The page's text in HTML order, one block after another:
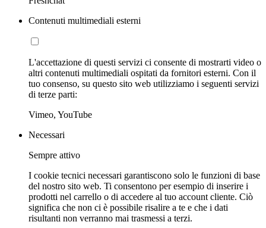
Contenuti multimediali esterni
L'accettazione di questi servizi ci consente di mostrarti video o
altri contenuti multimediali ospitati da fornitori esterni. Con il
tuo consenso, su questo sito web utilizziamo i seguenti servizi
di terze parti:
Vimeo, YouTube
Necessari
Sempre attivo
I cookie tecnici necessari garantiscono solo le funzioni di base
del nostro sito web. Ti consentono per esempio di inserire i
prodotti nel carrello o di accedere al tuo account cliente. Ciò
significa che non ci è possibile risalire a te e che i dati
risultanti non verranno mai trasmessi a terzi.